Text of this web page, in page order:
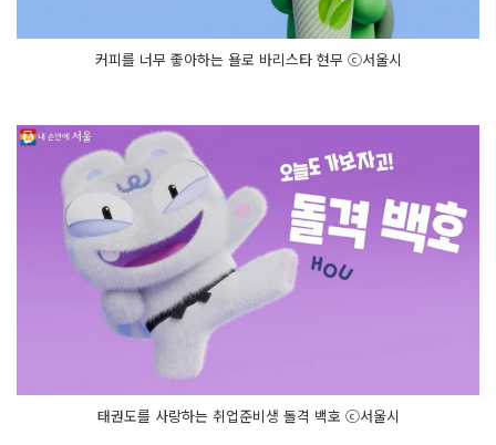
커피를 너무 좋아하는 욜로 바리스타 현무 ⓒ서울시
태권도를 사랑하는 취업준비생 돌격 백호 ⓒ서울시